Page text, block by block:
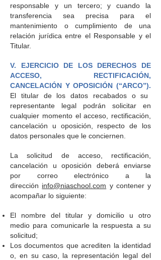
responsable y un tercero; y cuando la
transferencia sea precisa para el
mantenimiento o cumplimiento de una
relación jurídica entre el Responsable y el
Titular.
V. EJERCICIO DE LOS DERECHOS DE
ACCESO, RECTIFICACIÓN,
CANCELACIÓN Y OPOSICIÓN (“ARCO”).
El titular de los datos recabados o su
representante legal podrán solicitar en
cualquier momento el acceso, rectificación,
cancelación u oposición, respecto de los
datos personales que le conciernen.
La solicitud de acceso, rectificación,
cancelación u oposición deberá enviarse
por correo electrónico a la
dirección info@niaschool.com y contener y
acompañar lo siguiente:
El nombre del titular y domicilio u otro
medio para comunicarle la respuesta a su
solicitud;
Los documentos que acrediten la identidad
o, en su caso, la representación legal del